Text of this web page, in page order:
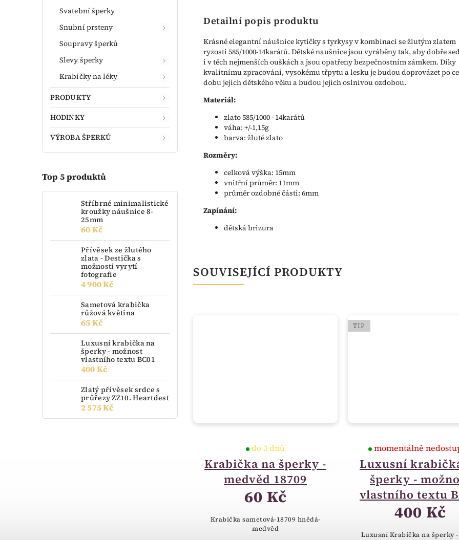
Svatební šperky
Snubní prsteny
Soupravy šperků
Slevy šperky
Krabičky na léky
PRODUKTY
HODINKY
VÝROBA ŠPERKŮ
Top 5 produktů
Stříbrné minimalistické
kroužky náušnice 8-
25mm
60 Kč
Přívěsek ze žlutého
zlata - Destička s
možností vyrytí
fotografie
4 900 Kč
Sametová krabička
růžová květina
65 Kč
Luxusní krabička na
šperky - možnost
vlastního textu BC01
400 Kč
Zlatý přívěsek srdce s
průřezy ZZ10. Heartdest
2 575 Kč
Detailní popis produktu
Krásné elegantní náušnice kytičky s tyrkysy v kombinaci se žlutým zlatem
ryzosti 585/1000-14karátů. Dětské naušnice jsou vyráběny tak, aby dobře
i v těch nejmenších ouškách a jsou opatřeny bezpečnostním zámkem. Díky
kvalitnímu zpracování, vysokému třpytu a lesku je budou doprovázet po
dobu jejich dětského věku a budou jejich oslnivou ozdobou.
Materiál:
zlato 585/1000 - 14karátů
váha: +/-1,15g
barva: žluté zlato
Rozměry:
celková výška: 15mm
vnitřní průměr: 11mm
průměr ozdobné části: 6mm
Zapínání:
dětská brizura
SOUVISEJÍCÍ PRODUKTY
Krabička na šperky -
medvěd 18709
do 3 dnů
60 Kč
Krabička sametová-18709 hnědá-
medvěd
TIP
Luxusní
šperky -
vlastního textu
momentálně
400 Kč
Luxusní Krabička na šperky